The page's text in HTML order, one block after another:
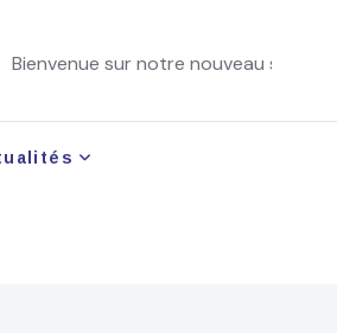
sur notre nouveau site !